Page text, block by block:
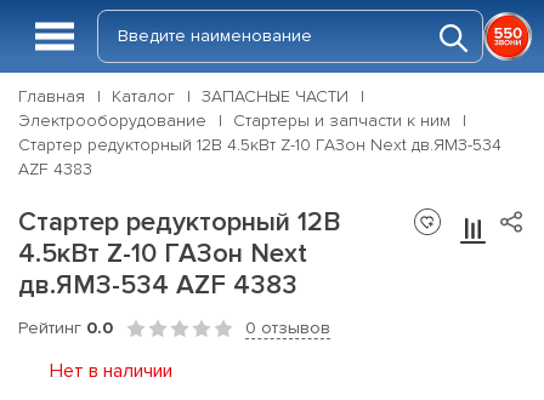
Главная Каталог
ЗАПАСНЫЕ ЧАСТИ
Электрооборудование
Стартеры и запчасти к ним
Стартер редукторный 12В 4.5кВт Z-10 ГАЗон Next дв.ЯМЗ-534
AZF 4383
Стартер редукторный 12В
4.5кВт Z-10 ГАЗон Next
дв.ЯМЗ-534 AZF 4383
Рейтинг 0.0 0 отзывов
Нет в наличии